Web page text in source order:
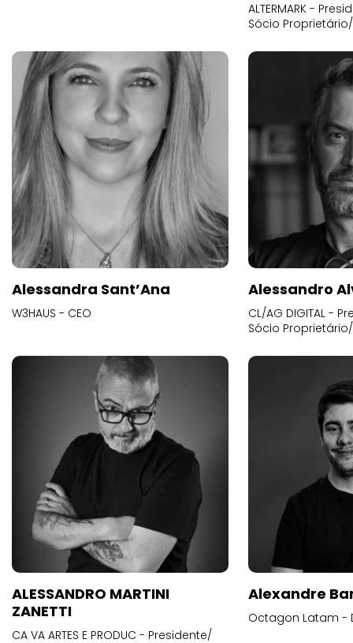
ALTERMARK -
Sócio
Alessandra Sant’Ana
W3HAUS - CEO
Alessandro
CL/AG DIGITAL -
Sócio
ALESSANDRO MARTINI
ZANETTI
CA VA ARTES E PRODUC - Presidente/
Alexandre
Octagon Latam -